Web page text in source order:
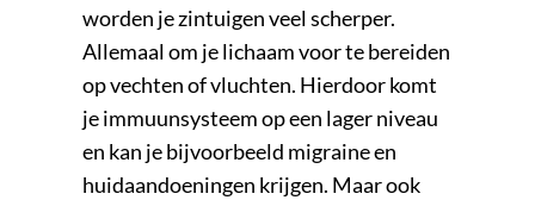
worden je zintuigen veel scherper.
Allemaal om je lichaam voor te bereiden
op vechten of vluchten. Hierdoor komt
je immuunsysteem op een lager niveau
en kan je bijvoorbeeld migraine en
huidaandoeningen krijgen. Maar ook